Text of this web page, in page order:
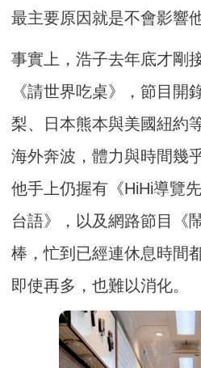
最主要原因就是不會影響
事實上，浩子去年底才剛
《請世界吃桌》，節目開
梨、日本熊本與美國紐約
海外奔波，體力與時間幾
他手上仍握有《HiHi導覽
台語》，以及網路節目《
棒，忙到已經連休息時間
即使再多，也難以消化。